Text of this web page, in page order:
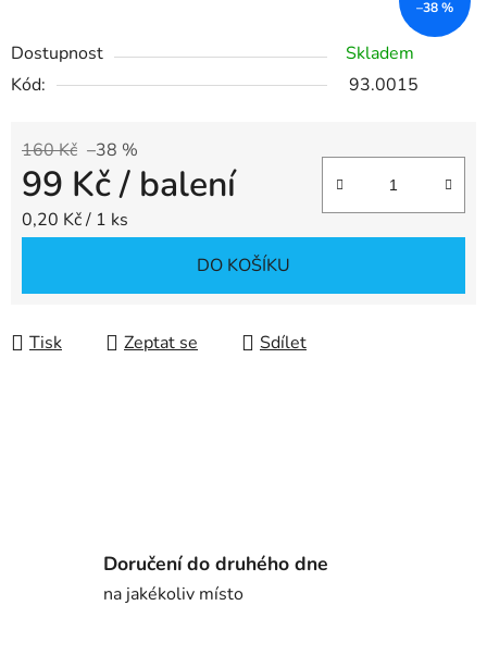
Dostupnost
Skladem
Kód:
93.0015
160 Kč –38 %
99 Kč/ balení
Měrná cena:
0,20 Kč / 1 ks
DO KOŠÍKU
Tisk Zeptat se Sdílet
–38 %
Doručení do druhého dne
na jakékoliv místo